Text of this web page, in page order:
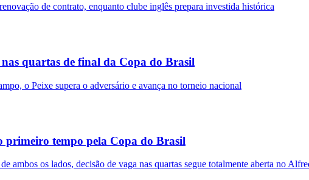
de contrato, enquanto clube inglês prepara investida histórica
quartas de final da Copa do Brasil
o Peixe supera o adversário e avança no torneio nacional
primeiro tempo pela Copa do Brasil
ambos os lados, decisão de vaga nas quartas segue totalmente aberta no